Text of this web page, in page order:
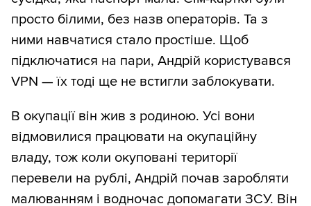
просто білими, без назв операторів. Та з
ними навчатися стало простіше. Щоб
підключатися на пари, Андрій користувався
VPN — їх тоді ще не встигли заблокувати.
В окупації він жив з родиною. Усі вони
відмовилися працювати на окупаційну
владу, тож коли окуповані території
перевели на рублі, Андрій почав заробляти
малюванням і водночас допомагати ЗСУ. Він